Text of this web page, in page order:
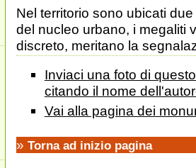
Nel territorio sono ubicati
del nucleo urbano, i megaliti
discreto, meritano la
Inviaci una foto di
citando il nome
Vai alla pagina dei
» Torna ad inizio pagina